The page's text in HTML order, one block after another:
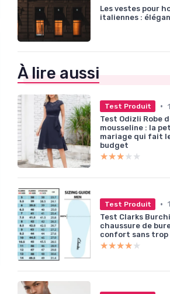
Les vestes pour
italiennes :
À lire aussi
Test Produit •
Test Odizli Robe
mousseline : la
mariage qui fait
budget
★★★★★
★★★★★
Test Produit •
Test Clarks
chaussure de
confort sans trop
★★★★★
★★★★★